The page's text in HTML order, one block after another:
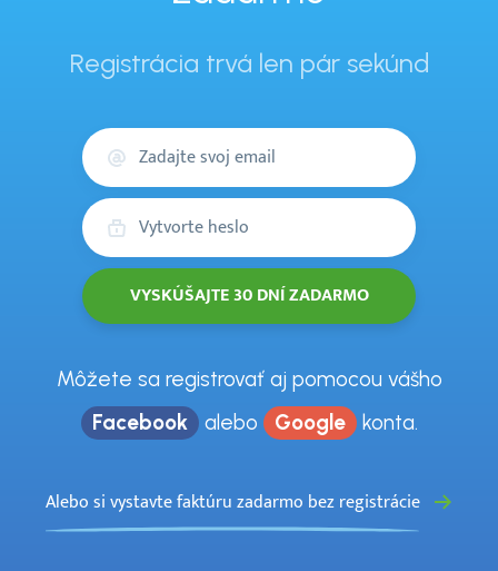
Registrácia trvá len pár sekúnd
Váš
Môžete sa registrovať aj pomocou vášho
Facebook alebo Google konta.
Alebo si vystavte faktúru zadarmo bez registrácie